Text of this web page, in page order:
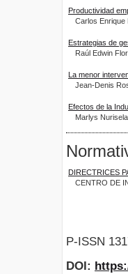
Productividad
Carlos Enrique
Estrategias de
Raúl Edwin
La menor
Jean-Denis
Efectos de la
Marlys
DIRECTRICES
CENTRO DE
P-ISSN
DOI: